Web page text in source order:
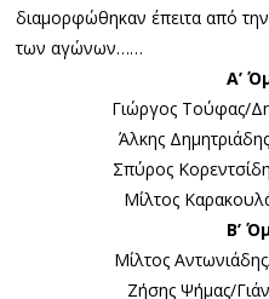
διαμορφώθηκαν έπειτα από
των αγώνων……
Α’
Γιώργος Τούφας/
Άλκης
Σπύρος
Μίλτος
Β’
Μίλτος
Ζήσης Ψήμας/